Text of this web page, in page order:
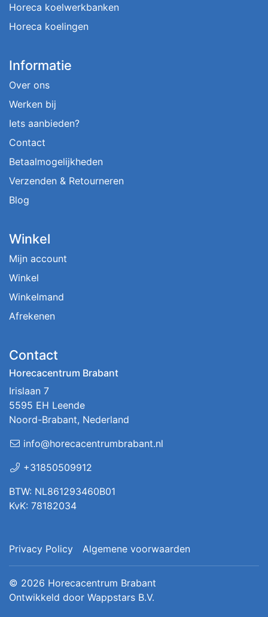
Horeca koelwerkbanken
Horeca koelingen
Informatie
Over ons
Werken bij
Iets aanbieden?
Contact
Betaalmogelijkheden
Verzenden & Retourneren
Blog
Winkel
Mijn account
Winkel
Winkelmand
Afrekenen
Contact
Horecacentrum Brabant
Irislaan 7
5595 EH Leende
Noord-Brabant, Nederland
info@horecacentrumbrabant.nl
+31850509912
BTW: NL861293460B01
KvK: 78182034
Privacy Policy Algemene voorwaarden
© 2026 Horecacentrum Brabant
Ontwikkeld door Wappstars B.V.